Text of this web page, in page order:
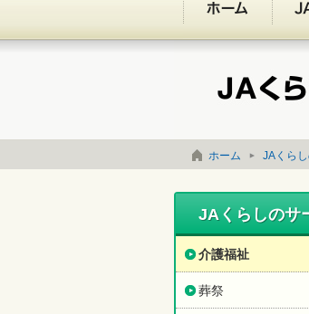
お問い合
ホーム JAくら
JAくらしのサ
介護福祉
葬祭